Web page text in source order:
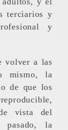
terciarios y
y
mismo, la
de que los
vista del
la